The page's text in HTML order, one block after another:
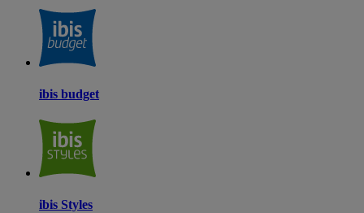
ibis budget
ibis Styles